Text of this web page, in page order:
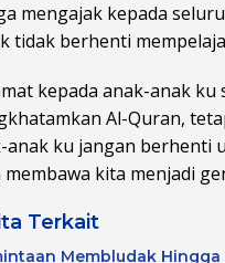
mengajak kepada
tidak berhenti
kepada anak-anak
Al-Quran,
anak ku jangan berhenti
membawa kita menjadi
Terkait
Membludak Hingga